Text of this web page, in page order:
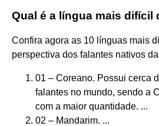
Qual é a língua mais difícil
Confira agora as 10 línguas mais
perspectiva dos falantes nativos
01 – Coreano. Possui cerca
falantes no mundo, sendo a
com a maior quantidade. ...
02 – Mandarim. ...